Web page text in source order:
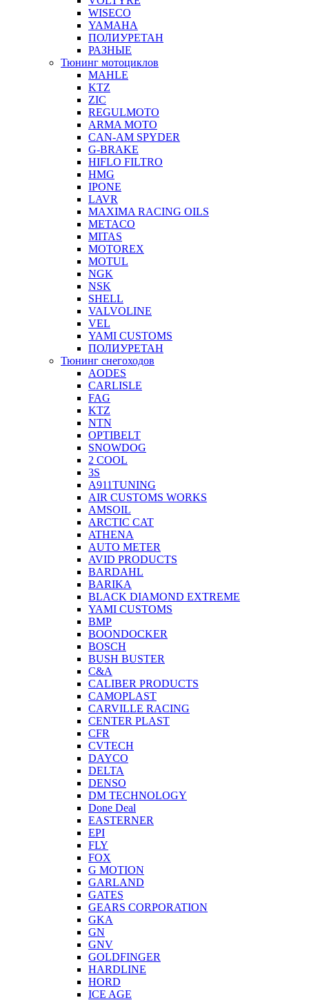
WISECO
YAMAHA
ПОЛИУРЕТАН
РАЗНЫЕ
Тюнинг мотоциклов
MAHLE
KTZ
ZIC
REGULMOTO
ARMA MOTO
CAN-AM SPYDER
G-BRAKE
HIFLO FILTRO
HMG
IPONE
LAVR
MAXIMA RACING OILS
METACO
MITAS
MOTOREX
MOTUL
NGK
NSK
SHELL
VALVOLINE
VEL
YAMI CUSTOMS
ПОЛИУРЕТАН
Тюнинг снегоходов
AODES
CARLISLE
FAG
KTZ
NTN
OPTIBELT
SNOWDOG
2 СOOL
3S
A911TUNING
AIR CUSTOMS WORKS
AMSOIL
ARCTIC CAT
ATHENA
AUTO METER
AVID PRODUCTS
BARDAHL
BARIKA
BLACK DIAMOND EXTREME
YAMI CUSTOMS
BMP
BOONDOCKER
BOSCH
BUSH BUSTER
C&A
CALIBER PRODUCTS
CAMOPLAST
CARVILLE RACING
CENTER PLAST
CFR
CVTECH
DAYCO
DELTA
DENSO
DM TECHNOLOGY
Done Deal
EASTERNER
EPI
FLY
FOX
G MOTION
GARLAND
GATES
GEARS CORPORATION
GKA
GN
GNV
GOLDFINGER
HARDLINE
HORD
ICE AGE